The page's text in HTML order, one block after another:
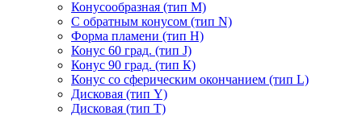
Конусообразная (тип М)
C обратным конусом (тип N)
Форма пламени (тип H)
Конус 60 град. (тип J)
Конус 90 град. (тип К)
Конус со сферическим окончанием (тип L)
Дисковая (тип Y)
Дисковая (тип Т)